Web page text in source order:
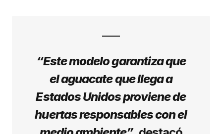
“Este modelo garantiza que
el aguacate que llega a
Estados Unidos proviene de
huertas responsables con el